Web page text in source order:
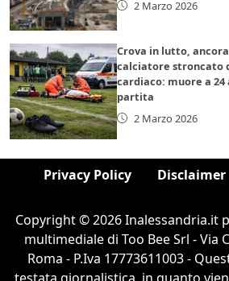
2 Marzo 2026
Crova in lutto,
calciatore stroncato
cardiaco: muore a
partita
2 Marzo 2026
Privacy Policy Disclaimer
Copyright © 2026 Inalessandria.it
multimediale di Too Bee Srl - Via
Roma - P.Iva 17773611003 -
testata giornalistica, in quanto